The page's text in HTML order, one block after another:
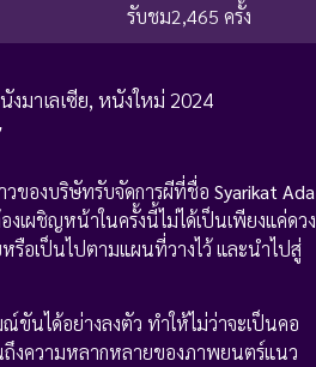
รับชม2,465 ครั้ง
งมาเลเซีย, หนังใหม่ 2024
ของบริษัทรับจัดการผีที่ชื่อ Syarikat Ada
เผชิญหน้าในครั้งนี้ไม่ได้เป็นเพียงแค่ดวง
รือเป็นไปตามแผนที่วางไว้ และนำไปสู่
ขันได้อย่างลงตัว ทำให้ไม่ว่าจะเป็นคอ
ถึงความหลากหลายของภาพยนตร์แนว